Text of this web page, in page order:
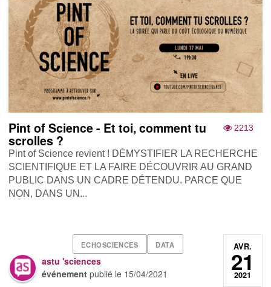
2213
Pint of Science - Et toi, comment tu
scrolles ?
Pint of Science revient ! DÉMYSTIFIER LA RECHERCHE
SCIENTIFIQUE ET LA FAIRE DÉCOUVRIR AU GRAND
PUBLIC DANS UN CADRE DÉTENDU. PARCE QUE
NON, DANS UN...
ECHOSCIENCES DATA
astu 'sciences
événement publié le 15/04/2021
AVR.
21
2021